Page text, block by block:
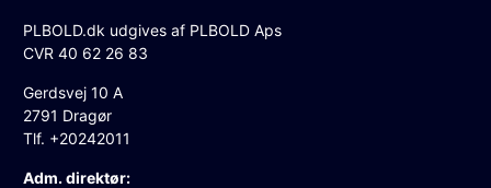
PLBOLD.dk udgives af PLBOLD Aps
CVR 40 62 26 83
Gerdsvej 10 A
2791 Dragør
Tlf. +20242011
Adm. direktør: